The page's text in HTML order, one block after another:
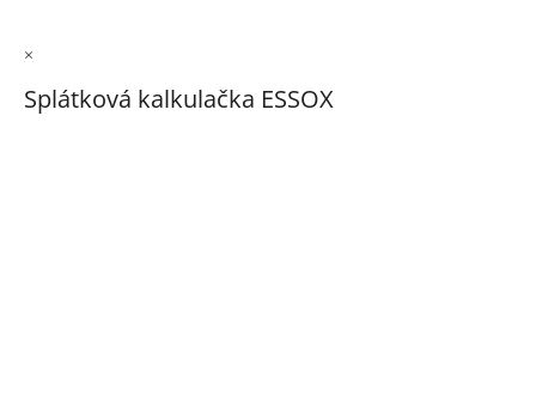
×
Splátková kalkulačka ESSOX